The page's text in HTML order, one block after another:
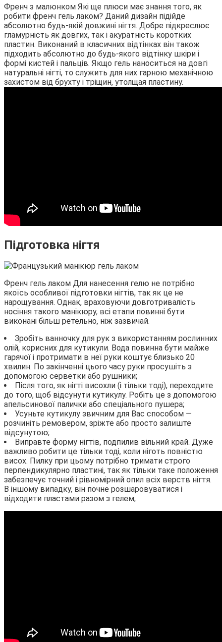
Френч з малюнком Які ще плюси має знання того, як
робити френч гель лаком? Даний дизайн підійде
абсолютно будь-якій довжині нігтя. Добре підкреслює
гламурність як довгих, так і акуратність коротких
пластин. Виконаний в класичних відтінках він також
підходить абсолютно до будь-якого відтінку шкіри і
формі кистей і пальців. Якщо гель наноситься на довгі
натуральні нігті, то служить для них гарною механічною
захистом від брухту і тріщин, утолщая пластину.
Підготовка нігтя
Френч гель лаком Для нанесення гелю не потрібно
якоїсь особливої підготовки нігтів, так як це не
нарощування. Однак, враховуючи довготривалість
носіння такого манікюру, всі етапи повинні бути
виконані більш ретельно, ніж зазвичай.
Зробіть ванночку для рук з використанням рослинних
олій, корисних для кутикули. Вода повинна бути майже
гарячої і протримати в неї руки коштує близько 20
хвилин. По закінченні цього часу руки просушіть з
допомогою серветки або рушники;
Після того, як нігті висохли (і тільки тоді), переходите
до того, щоб відсунути кутикулу. Робіть це з допомогою
апельсинової палички або спеціального пушера;
Усуньте кутикулу звичним для Вас способом —
розчиніть ремовером, зріжте або просто залиште
відсунутою;
Виправте форму нігтів, подпилив вільний край. Дуже
важливо робити це тільки тоді, коли ніготь повністю
висох. Пилку при цьому потрібно тримати строго
перпендикулярно пластині, так як тільки таке положення
забезпечує точний і рівномірний опил всіх верств нігтя.
В іншому випадку, він почне розшаровуватися і
відходити пластами разом з гелем;